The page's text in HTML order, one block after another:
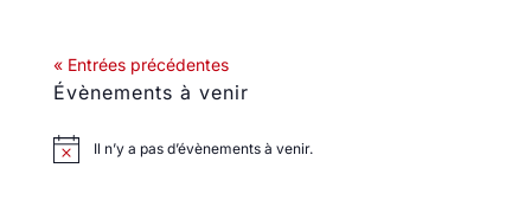
« Entrées précédentes
Évènements à venir
Il n’y a pas d’évènements à venir.